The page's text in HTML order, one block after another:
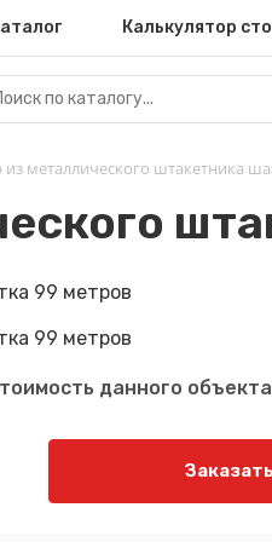
Калькулятор
из металлического штакетника
данного